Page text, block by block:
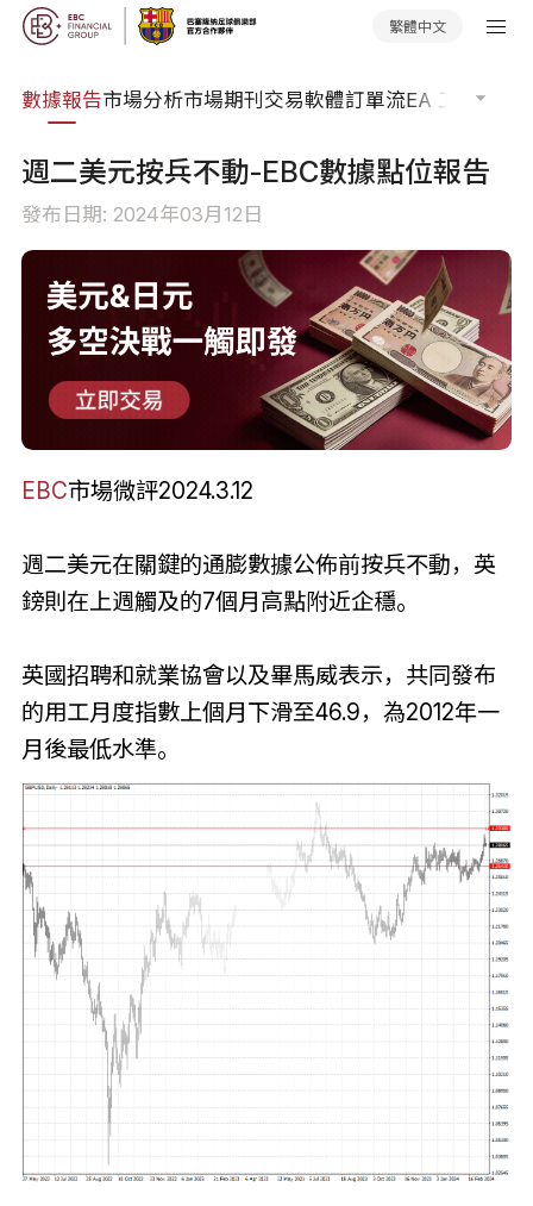
繁體中文
數據報告市場分析市場期刊交易軟體訂單流EA 工具庫
週二美元按兵不動-EBC數據點位報告
發布日期: 2024年03月12日
EBC市場微評2024.3.12
週二美元在關鍵的通膨數據公佈前按兵不動，英
鎊則在上週觸及的7個月高點附近企穩。
英國招聘和就業協會以及畢馬威表示，共同發布
的用工月度指數上個月下滑至46.9，為2012年一
月後最低水準。